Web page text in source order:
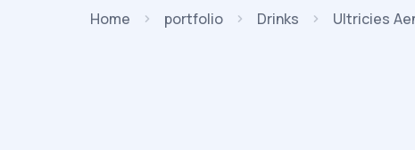
Home portfolio Drinks Ultricies